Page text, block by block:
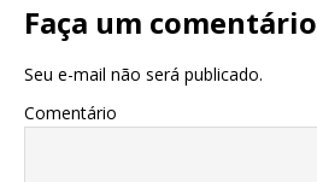
Faça um comentário
Seu e-mail não será publicado.
Comentário